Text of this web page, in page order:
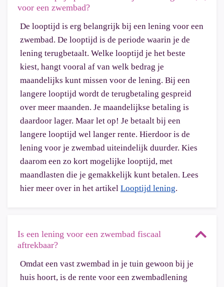
voor een zwembad?
De looptijd is erg belangrijk bij een lening voor een
zwembad. De looptijd is de periode waarin je de
lening terugbetaalt. Welke looptijd je het beste
kiest, hangt vooral af van welk bedrag je
maandelijks kunt missen voor de lening. Bij een
langere looptijd wordt de terugbetaling gespreid
over meer maanden. Je maandelijkse betaling is
daardoor lager. Maar let op! Je betaalt bij een
langere looptijd wel langer rente. Hierdoor is de
lening voor je zwembad uiteindelijk duurder. Kies
daarom een zo kort mogelijke looptijd, met
maandlasten die je gemakkelijk kunt betalen. Lees
hier meer over in het artikel Looptijd lening.
Is een lening voor een zwembad fiscaal
aftrekbaar?
Omdat een vast zwembad in je tuin gewoon bij je
huis hoort, is de rente voor een zwembadlening